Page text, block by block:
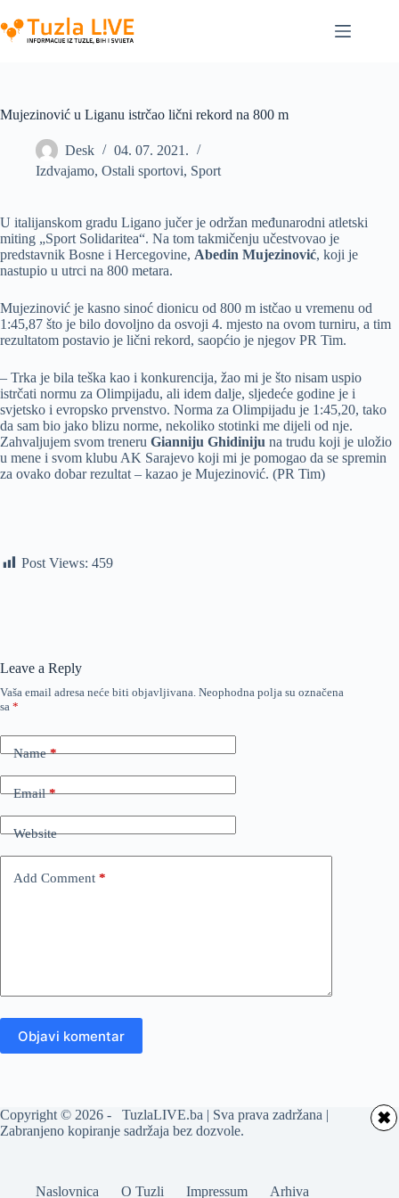
to
content
Mujezinović u Liganu istrčao lični rekord na 800 m
Desk
04. 07. 2021.
Izdvajamo, Ostali sportovi, Sport
U italijanskom gradu Ligano jučer je održan međunarodni atletski
miting „Sport Solidaritea“. Na tom takmičenju učestvovao je
predstavnik Bosne i Hercegovine, Abedin Mujezinović, koji je
nastupio u utrci na 800 metara.
Mujezinović je kasno sinoć dionicu od 800 m istčao u vremenu od
1:45,87 što je bilo dovoljno da osvoji 4. mjesto na ovom turniru, a tim
rezultatom postavio je lični rekord, saopćio je njegov PR Tim.
– Trka je bila teška kao i konkurencija, žao mi je što nisam uspio
istrčati normu za Olimpijadu, ali idem dalje, sljedeće godine je i
svjetsko i evropsko prvenstvo. Norma za Olimpijadu je 1:45,20, tako
da sam bio jako blizu norme, nekoliko stotinki me dijeli od nje.
Zahvaljujem svom treneru Gianniju Ghidiniju na trudu koji je uložio
u mene i svom klubu AK Sarajevo koji mi je pomogao da se spremin
za ovako dobar rezultat – kazao je Mujezinović. (PR Tim)
Post Views: 459
Leave a Reply
Vaša email adresa neće biti objavljivana. Neophodna polja su označena
sa *
Name*
Email*
Website
Add Comment *
Objavi komentar
Copyright © 2026 - TuzlaLIVE.ba | Sva prava zadržana |
Zabranjeno kopiranje sadržaja bez dozvole.
Naslovnica O Tuzli Impressum Arhiva
✖